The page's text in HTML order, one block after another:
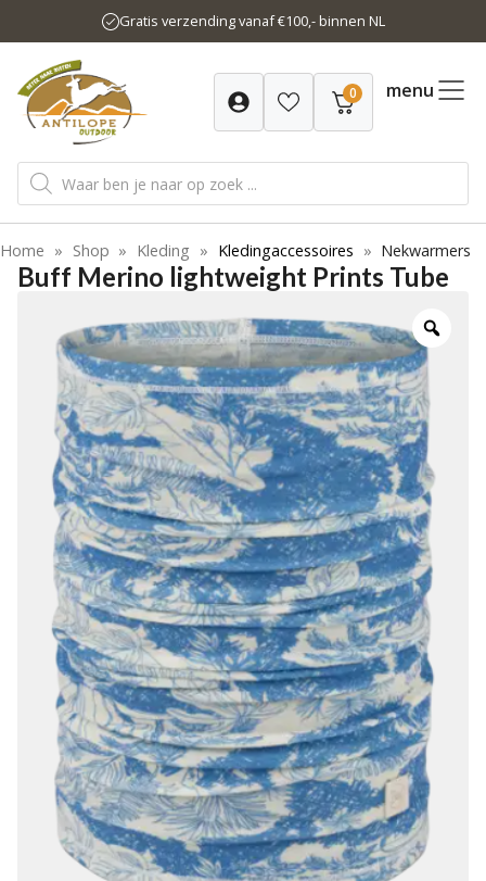
naar
inhoud
Gratis verzending vanaf €100,- binnen NL
0 menu
Producten
zoeken
Home » Shop » Kleding » Kledingaccessoires » Nekwarmers
Buff Merino lightweight Prints Tube